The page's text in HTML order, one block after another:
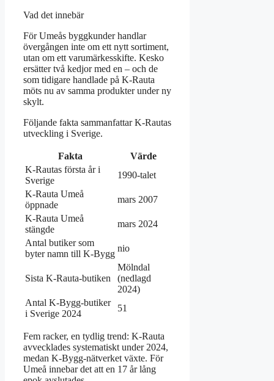
Vad det innebär
För Umeås byggkunder handlar
övergången inte om ett nytt sortiment,
utan om ett varumärkesskifte. Kesko
ersätter två kedjor med en – och de
som tidigare handlade på K-Rauta
möts nu av samma produkter under ny
skylt.
Följande fakta sammanfattar K-Rautas
utveckling i Sverige.
Fakta
Värde
K-Rautas första år i
Sverige
1990-talet
K-Rauta Umeå
öppnade
mars 2007
K-Rauta Umeå
stängde
mars 2024
Antal butiker som
byter namn till K-Bygg
nio
Sista K-Rauta-butiken
Mölndal
(nedlagd
2024)
Antal K-Bygg-butiker
i Sverige 2024
51
Fem racker, en tydlig trend: K-Rauta
avvecklades systematiskt under 2024,
medan K-Bygg-nätverket växte. För
Umeå innebar det att en 17 år lång